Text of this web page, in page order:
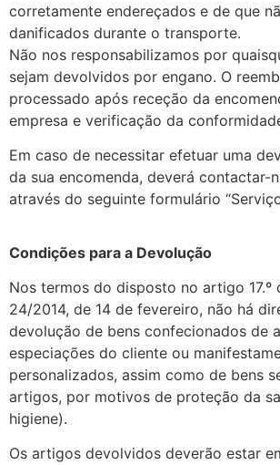
corretamente endereçados e de que
danificados durante o transporte.
Não nos responsabilizamos por
sejam devolvidos por engano. O
processado após receção da
empresa e verificação da
Em caso de necessitar efetuar uma
da sua encomenda, deverá contactar-
através do seguinte formulário
Condições para a Devolução
Nos termos do disposto no artigo 17.º
24/2014, de 14 de fevereiro, não há
devolução de bens confecionados de
especiações do cliente ou
personalizados, assim como de bens
artigos, por motivos de proteção da
higiene).
Os artigos devolvidos deverão estar